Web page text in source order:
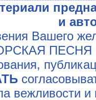
и
Вашего
ПЕСНЯ
вежливости и